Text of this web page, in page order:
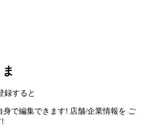
録すると
身で編集できます! 店舗/企業情報を ご
!